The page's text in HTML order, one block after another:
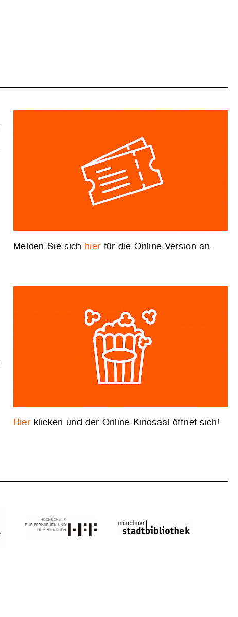
Melden Sie sich hier für die Online-Version an.
Hier klicken und der Online-Kinosaal öffnet sich!